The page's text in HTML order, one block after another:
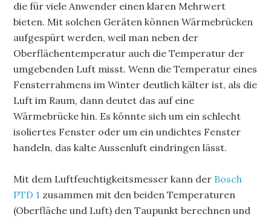
die für viele Anwender einen klaren Mehrwert
bieten. Mit solchen Geräten können Wärmebrücken
aufgespürt werden, weil man neben der
Oberflächentemperatur auch die Temperatur der
umgebenden Luft misst. Wenn die Temperatur eines
Fensterrahmens im Winter deutlich kälter ist, als die
Luft im Raum, dann deutet das auf eine
Wärmebrücke hin. Es könnte sich um ein schlecht
isoliertes Fenster oder um ein undichtes Fenster
handeln, das kalte Aussenluft eindringen lässt.
Mit dem Luftfeuchtigkeitsmesser kann der Bosch
PTD 1 zusammen mit den beiden Temperaturen
(Oberfläche und Luft) den Taupunkt berechnen und